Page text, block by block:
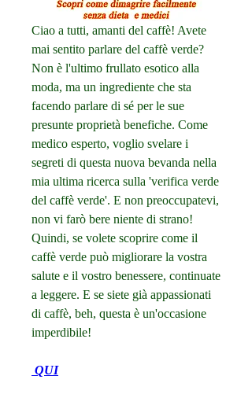
Ciao a tutti, amanti del caffè! Avete
mai sentito parlare del caffè verde?
Non è l'ultimo frullato esotico alla
moda, ma un ingrediente che sta
facendo parlare di sé per le sue
presunte proprietà benefiche. Come
medico esperto, voglio svelare i
segreti di questa nuova bevanda nella
mia ultima ricerca sulla 'verifica verde
del caffè verde'. E non preoccupatevi,
non vi farò bere niente di strano!
Quindi, se volete scoprire come il
caffè verde può migliorare la vostra
salute e il vostro benessere, continuate
a leggere. E se siete già appassionati
di caffè, beh, questa è un'occasione
imperdibile!
QUI